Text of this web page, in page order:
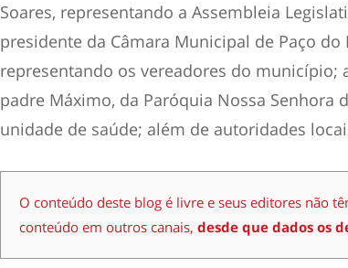
Soares, representando a Assembleia
presidente da Câmara Municipal de Paço do
representando os vereadores do município;
padre Máximo, da Paróquia Nossa Senhora
unidade de saúde; além de autoridades
O conteúdo deste blog é livre e seus editores não
conteúdo em outros canais, desde que dados os